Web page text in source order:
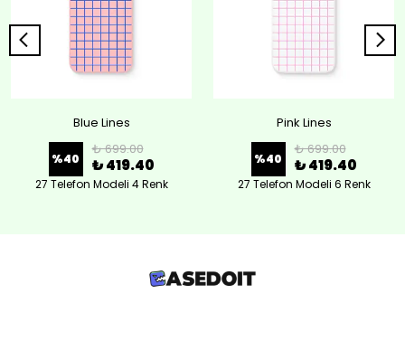
Blue Lines
%40
₺ 699.00
₺ 419.40
27 Telefon Modeli 4 Renk
Pink Lines
%40
₺ 699.00
₺ 419.40
27 Telefon Modeli 6 Renk